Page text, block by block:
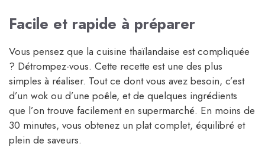
Facile et rapide à préparer
Vous pensez que la cuisine thaïlandaise est compliquée
? Détrompez-vous. Cette recette est une des plus
simples à réaliser. Tout ce dont vous avez besoin, c’est
d’un wok ou d’une poêle, et de quelques ingrédients
que l’on trouve facilement en supermarché. En moins de
30 minutes, vous obtenez un plat complet, équilibré et
plein de saveurs.